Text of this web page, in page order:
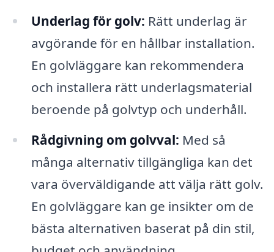
Underlag för golv: Rätt underlag är
avgörande för en hållbar installation.
En golvläggare kan rekommendera
och installera rätt underlagsmaterial
beroende på golvtyp och underhåll.
Rådgivning om golvval: Med så
många alternativ tillgängliga kan det
vara överväldigande att välja rätt golv.
En golvläggare kan ge insikter om de
bästa alternativen baserat på din stil,